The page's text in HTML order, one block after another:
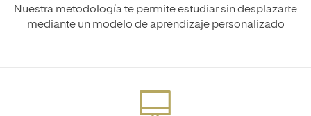
Nuestra metodología te permite estudiar sin desplazarte
mediante un modelo de aprendizaje personalizado